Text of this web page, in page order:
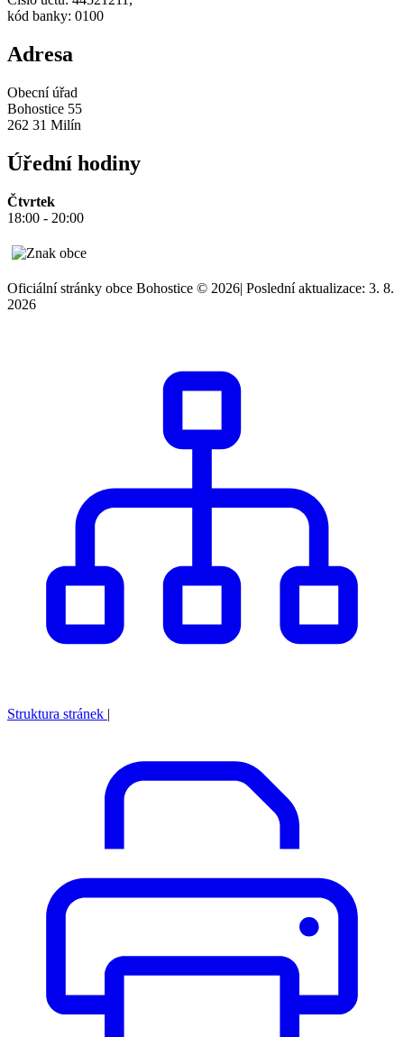
kód banky: 0100
Adresa
Obecní úřad
Bohostice 55
262 31 Milín
Úřední hodiny
Čtvrtek
18:00 - 20:00
Oficiální stránky obce Bohostice © 2026| Poslední aktualizace: 3. 8.
2026
Struktura stránek |